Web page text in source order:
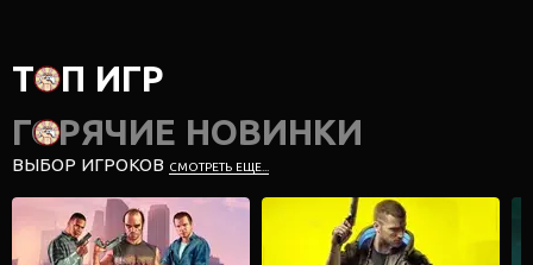
ТОП ИГР
ГОРЯЧИЕ НОВИНКИ
ВЫБОР ИГРОКОВ СМОТРЕТЬ ЕЩЕ...